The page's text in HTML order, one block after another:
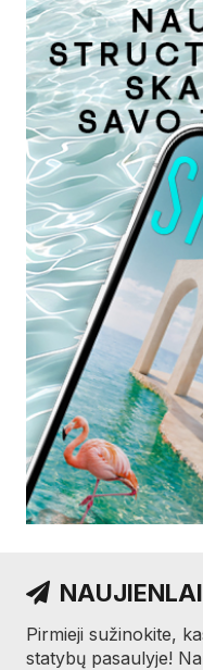
Pirmieji sužinokite,
statybų pasaulyje!